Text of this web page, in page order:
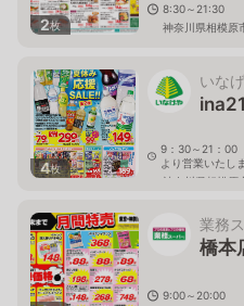
2枚
8:30～21:30
神奈川県相模原
4枚
いな
9：30～21：00
より営業いたし
神奈川県相模原
業務
橋本
9:00～20:00